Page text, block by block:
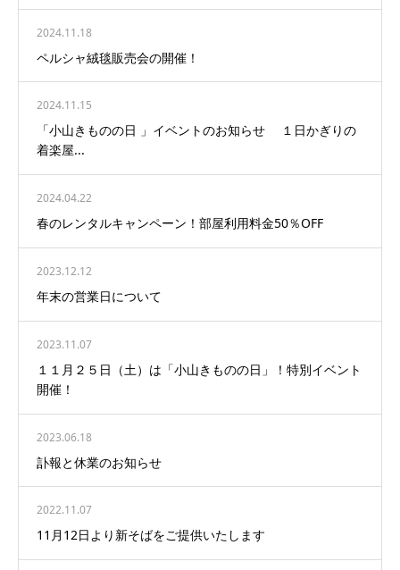
2024.11.18
ペルシャ絨毯販売会の開催！
2024.11.15
「小山きものの日 」イベントのお知らせ １日かぎりの
着楽屋...
2024.04.22
春のレンタルキャンペーン！部屋利用料金50％OFF
2023.12.12
年末の営業日について
2023.11.07
１１月２５日（土）は「小山きものの日」！特別イベント
開催！
2023.06.18
訃報と休業のお知らせ
2022.11.07
11月12日より新そばをご提供いたします